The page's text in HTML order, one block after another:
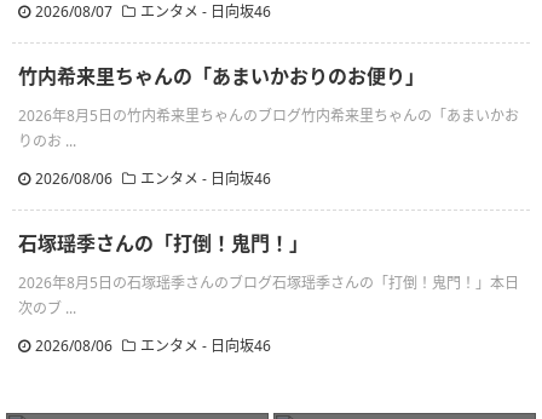
2026/08/07
エンタメ - 日向坂46
竹内希来里ちゃんの「あまいかおりのお便り」
2026年8月5日の竹内希来里ちゃんのブログ竹内希来里ちゃんの「あまいかお
りのお ...
2026/08/06
エンタメ - 日向坂46
石塚瑶季さんの「打倒！鬼門！」
2026年8月5日の石塚瑶季さんのブログ石塚瑶季さんの「打倒！鬼門！」本日
次のブ ...
2026/08/06
エンタメ - 日向坂46